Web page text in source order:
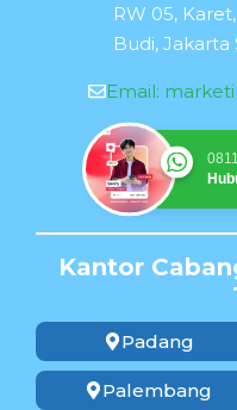
RW 05,
Budi, Jakarta
Email:
Kantor
Padang
Palembang